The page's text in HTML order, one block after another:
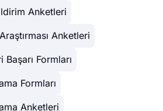
Anketleri
Anketleri
Başarı Formları
Formları
Anketleri